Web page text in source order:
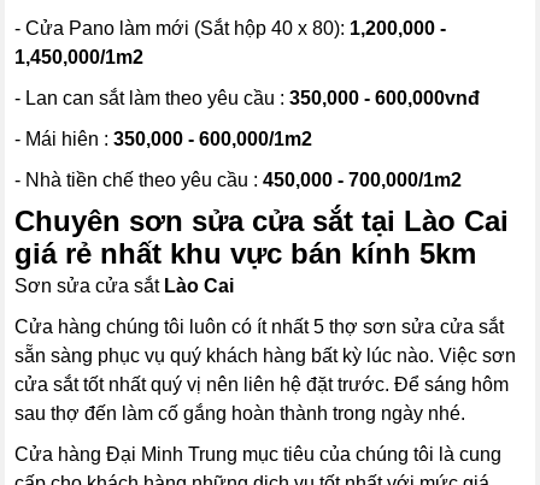
- Cửa Pano làm mới (Sắt hộp 40 x 80): 1,200,000 -
1,450,000/1m2
- Lan can sắt làm theo yêu cầu :350,000 - 600,000vnđ
- Mái hiên :350,000 - 600,000/1m2
- Nhà tiền chế theo yêu cầu :450,000 - 700,000/1m2
Chuyên sơn sửa cửa sắt tại Lào Cai
giá rẻ nhất khu vực bán kính 5km
Sơn sửa cửa sắt Lào Cai
Cửa hàng chúng tôi luôn có ít nhất 5 thợ sơn sửa cửa sắt
sẵn sàng phục vụ quý khách hàng bất kỳ lúc nào. Việc sơn
cửa sắt tốt nhất quý vị nên liên hệ đặt trước. Để sáng hôm
sau thợ đến làm cố gắng hoàn thành trong ngày nhé.
Cửa hàng Đại Minh Trung mục tiêu của chúng tôi là cung